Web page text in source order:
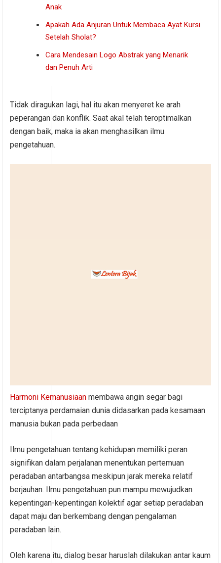
Anak
Apakah Ada Anjuran Untuk Membaca Ayat Kursi
Setelah Sholat?
Cara Mendesain Logo Abstrak yang Menarik
dan Penuh Arti
Tidak diragukan lagi, hal itu akan menyeret ke arah
peperangan dan konflik. Saat akal telah teroptimalkan
dengan baik, maka ia akan menghasilkan ilmu
pengetahuan.
Harmoni Kemanusiaan membawa angin segar bagi
terciptanya perdamaian dunia didasarkan pada kesamaan
manusia bukan pada perbedaan
Ilmu pengetahuan tentang kehidupan memiliki peran
signifikan dalam perjalanan menentukan pertemuan
peradaban antarbangsa meskipun jarak mereka relatif
berjauhan. Ilmu pengetahuan pun mampu mewujudkan
kepentingan-kepentingan kolektif agar setiap peradaban
dapat maju dan berkembang dengan pengalaman
peradaban lain.
Oleh karena itu, dialog besar haruslah dilakukan antar kaum